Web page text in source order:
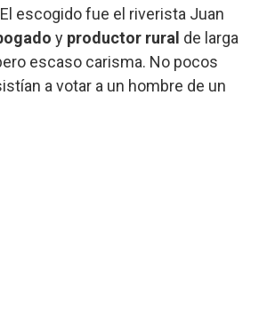
escogido fue el riverista Juan
y productor rural de larga
escaso carisma. No pocos
a votar a un hombre de un